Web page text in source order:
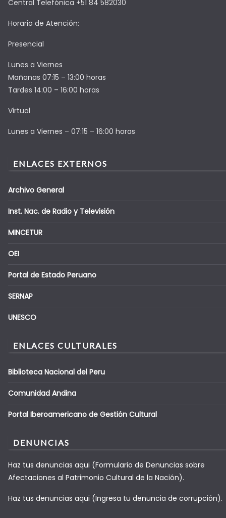
Central Telefónica +51 84 582030
Horario de Atención:
Presencial
Lunes a Viernes
Mañanas 07:15 – 13:00 horas
Tardes 14:00 – 16:00 horas
Virtual
Lunes a Viernes – 07:15 – 16:00 horas
ENLACES EXTERNOS
Archivo General
Inst. Nac. de Radio y Televisión
MINCETUR
OEI
Portal de Estado Peruano
SERNAP
UNESCO
ENLACES CULTURALES
Biblioteca Nacional del Peru
Comunidad Andina
Portal Iberoamericano de Gestión Cultural
DENUNCIAS
Haz tus denuncias aqui (Formulario de Denuncias sobre
Afectaciones al Patrimonio Cultural de la Nación).
Haz tus denuncias aqui (Ingresa tu denuncia de corrupción).